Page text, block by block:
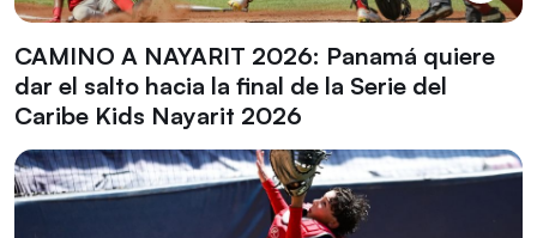
CAMINO A NAYARIT 2026: Panamá quiere
dar el salto hacia la final de la Serie del
Caribe Kids Nayarit 2026